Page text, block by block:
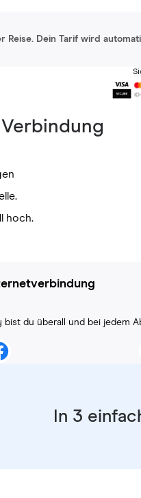
Reise. Dein Tarif wird
hoch.
bist du überall und bei jedem
In 3